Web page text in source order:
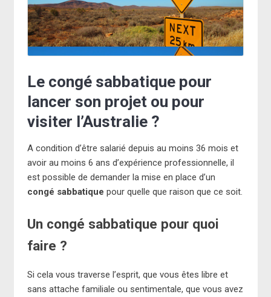
Le congé sabbatique pour
lancer son projet ou pour
visiter l’Australie ?
A condition d’être salarié depuis au moins 36 mois et
avoir au moins 6 ans d’expérience professionnelle, il
est possible de demander la mise en place d’un
congé sabbatique pour quelle que raison que ce soit.
Un congé sabbatique pour quoi
faire ?
Si cela vous traverse l’esprit, que vous êtes libre et
sans attache familiale ou sentimentale, que vous avez